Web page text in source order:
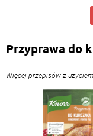
Przyprawa do
Więcej przepisów z